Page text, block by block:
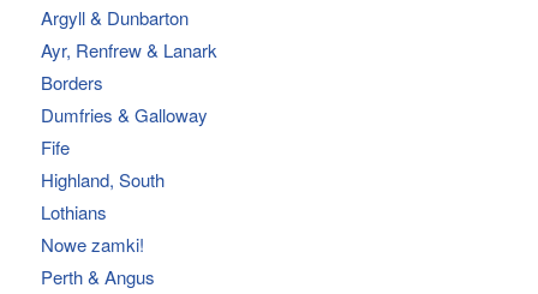
Argyll & Dunbarton
Ayr, Renfrew & Lanark
Borders
Dumfries & Galloway
Fife
Highland, South
Lothians
Nowe zamki!
Perth & Angus